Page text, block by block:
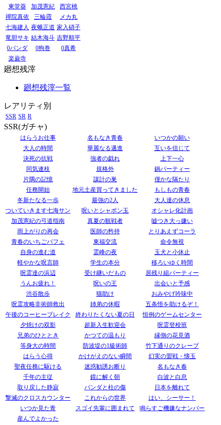
東堂葵 加茂憲紀
西宮桃
禪院真依
三輪霞
メカ丸
七海建人 夜蛾正道 家入硝子
竜胆サキ 結木海斗 吉野順平
0パンダ
0狗巻
0真希
楽巌寺
廻想残滓
廻想残滓一覧
レアリティ別
SSR SR R
SSR(ガチャ)
はらうお仕事 名もなき青春
いつかの願い
大人の時間
華麗なる邁進
互いを信じて
決死の抗戦
強者の戯れ
上下一心
同気連枝
規格外
鍋パーティー
片隅の記憶
謀計の巣
僅かな隔たり
任務開始
地元土産買ってきました
もしもの青春
冬新たなる一歩
最強の2人
大人達の休息
ついていきます七海サン
呪いとシャボン玉
オシャレ化計画
加茂憲紀の弓道指南
真夏の観戦者
嘘つき大っ嫌い
雨上がりの再会
医師の矜持
とりあえずコーラ
青春のいちごパフェ
東福交流
命令無視
自身の進む道
霊峰の夜
玉犬と小休止
軽やかな呪言師
学生の本分
移ろいゆく時間
呪霊達の浜辺
受け継いだもの
居残り組パーティー
うんお疲れ！
呪いの王
出会いと予感
渋谷散歩
猫助け
おみやげ吟味中
呪霊攻略非術師救出
姉弟の休暇
五条悟を助けるぞ！
午後のコーヒーブレイク
終わりたくない夏の日
恒例のゲームセンター
夕焼けの双影
超新入生歓迎会
呪霊登校班
兄弟のひととき
かつての温もり
縁側の花見酒
等身大の時間
防波堤の1級術師
竹下通りのクレープ
はらう心得
かけがえのない瞬間
幻実の盟戦・懐玉
聖夜任務に駆ける
迷惑勧誘お断り
名もなき春
千年の主従
鏡に解く朝
白波と白息
取り戻した静寂
パンダと柱の傷
日本を離れて
撃滅のクロスカウンター
これからの世界
はい、シーサー！
いつか見た青
スゴイ先輩に囲まれて
鳴らすご機嫌なナンバー
産んでよかった